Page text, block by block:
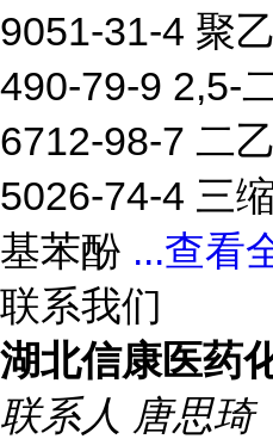
9051-31-4 聚
490-79-9 2,5-
6712-98-7 二
5026-74-4 三
基苯酚 ...查看
联系我们
湖北信康医药
联系人 唐思琦